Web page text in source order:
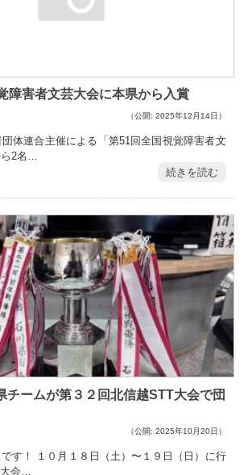
障害者文芸大会に本県から入賞
（公開: 2025年12月14日）
体連合主催による「第51回全国視覚障害者文
2名…
続きを読む
チームが第３２回北信越STT大会で団
（公開: 2025年10月20日）
す！ １０月１８日（土）〜１９日（日）に行
大会…